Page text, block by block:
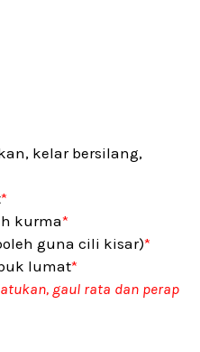
kelar bersilang,
*
kurma*
guna cili kisar)*
lumat*
gaul rata dan perap